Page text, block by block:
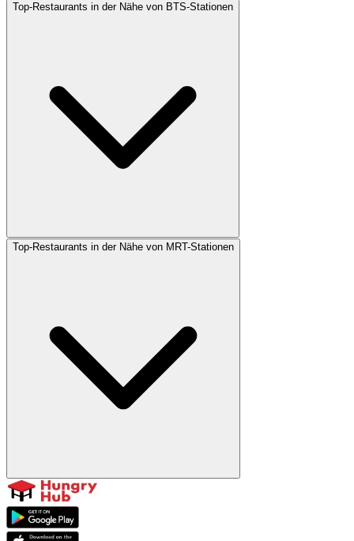
Top-Restaurants in der Nähe von BTS-Stationen
Top-Restaurants in der Nähe von MRT-Stationen